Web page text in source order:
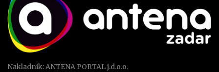
Nakladnik: ANTENA PORTAL j.d.o.o.